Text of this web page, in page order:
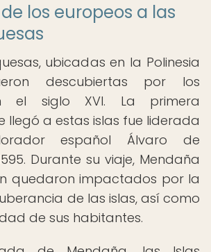
los europeos a las
ubicadas en la Polinesia
descubiertas por los
el siglo XVI. La primera
llegó a estas islas fue liderada
español Álvaro de
Durante su viaje, Mendaña
quedaron impactados por la
de las islas, así como
de sus habitantes.